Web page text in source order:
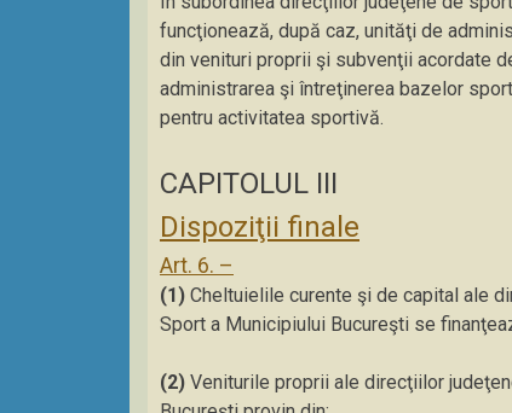
funcţionează, după caz, unităţi de
din venituri proprii şi subvenţii acordate
administrarea şi întreţinerea bazelor
pentru activitatea sportivă.
CAPITOLUL III
Dispoziţii finale
Art. 6. –
(1) Cheltuielile curente şi de capital ale
Sport a Municipiului Bucureşti se
(2) Veniturile proprii ale direcţiilor